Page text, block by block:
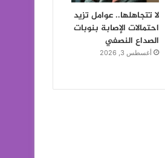
لا تتجاهلها.. عوامل تزيد
احتمالات الإصابة بنوبات
الصداع النصفي
أغسطس 3, 2026